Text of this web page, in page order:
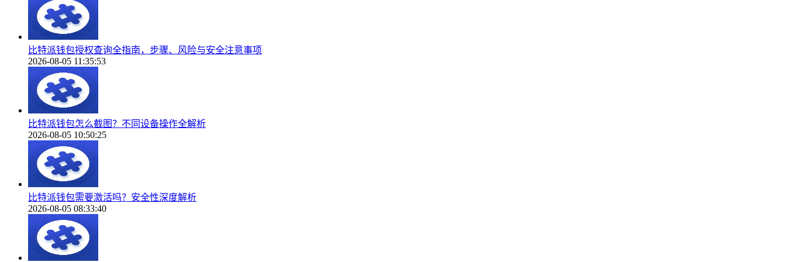
比特派钱包授权查询全指南，步骤、风险与安全注意事项
2026-08-05 11:35:53
比特派钱包怎么截图？不同设备操作全解析
2026-08-05 10:50:25
比特派钱包需要激活吗？安全性深度解析
2026-08-05 08:33:40